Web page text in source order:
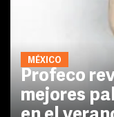
MÉXICO
Profeco
mejores